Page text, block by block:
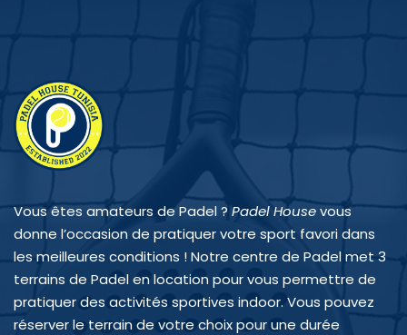
Vous êtes amateurs de Padel ? Padel Housevous
donne l’occasion de pratiquer votre sport favori dans
les meilleures conditions ! Notre centre de Padel met 3
terrains de Padel en location pour vous permettre de
pratiquer des activités sportives indoor. Vous pouvez
réserver le terrain de votre choix pour une durée